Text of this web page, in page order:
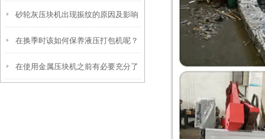
砂轮灰压块机出现振纹的原因及影响
看完便知
在换季时该如何保养液压打包机呢？
在使用金属压块机之前有必要充分了